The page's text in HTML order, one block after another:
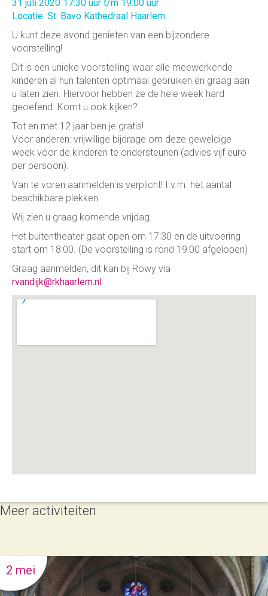
31 juli 2020 17:30 uur t/m 19:00 uur
Locatie: St. Bavo Kathedraal Haarlem
U kunt deze avond genieten van een bijzondere
voorstelling!
Dit is een unieke voorstelling waar alle meewerkende
kinderen al hun talenten optimaal gebruiken en graag aan
u laten zien. Hiervoor hebben ze de hele week hard
geoefend. Komt u ook kijken?
Tot en met 12 jaar ben je gratis!
Voor anderen: vrijwillige bijdrage om deze geweldige
week voor de kinderen te ondersteunen (advies vijf euro
per persoon).
Van te voren aanmelden is verplicht! I.v.m. het aantal
beschikbare plekken.
Wij zien u graag komende vrijdag.
Het buitentheater gaat open om 17:30 en de uitvoering
start om 18:00. (De voorstelling is rond 19:00 afgelopen)
Graag aanmelden, dit kan bij Rowy via
rvandijk@rkhaarlem.nl
Meer activiteiten
2 mei